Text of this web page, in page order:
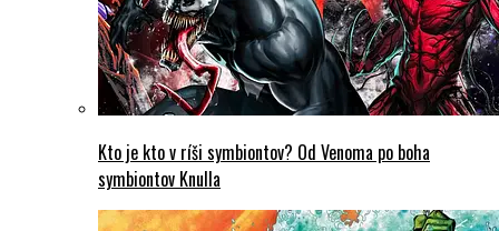
Kto je kto v ríši symbiontov? Od Venoma po boha
symbiontov Knulla